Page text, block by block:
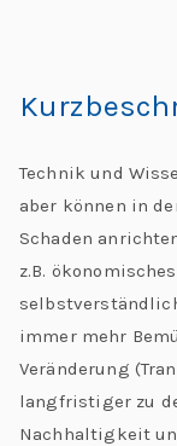
Technik und
aber können in
Schaden
z.B.
immer mehr
Veränderung
langfristiger zu
Nachhaltigkeit